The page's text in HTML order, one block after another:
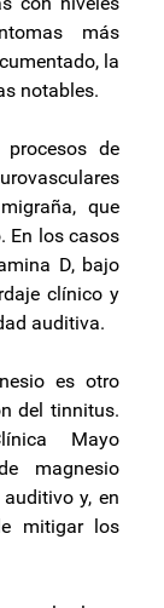
más
la
notables.
de
que
En los casos
D, bajo
clínico y
auditiva.
es otro
del tinnitus.
Mayo
magnesio
y, en
mitigar los